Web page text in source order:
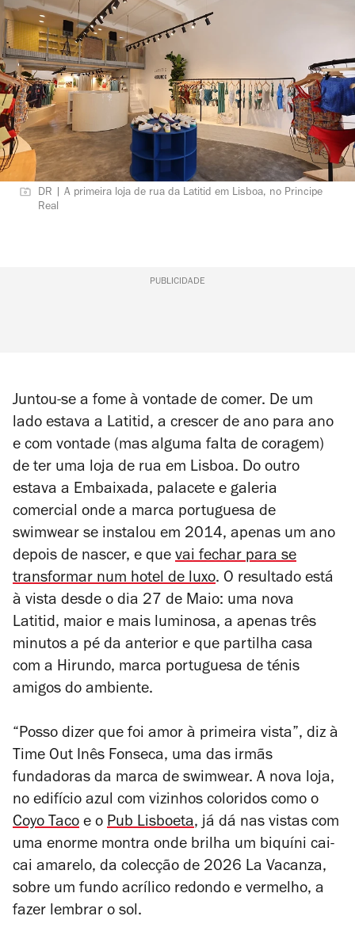
DR | A primeira loja de rua da Latitid em Lisboa, no Principe
Real
PUBLICIDADE
Juntou-se a fome à vontade de comer. De um
lado estava a Latitid, a crescer de ano para ano
e com vontade (mas alguma falta de coragem)
de ter uma loja de rua em Lisboa. Do outro
estava a Embaixada, palacete e galeria
comercial onde a marca portuguesa de
swimwear se instalou em 2014, apenas um ano
depois de nascer, e que vai fechar para se
transformar num hotel de luxo. O resultado está
à vista desde o dia 27 de Maio: uma nova
Latitid, maior e mais luminosa, a apenas três
minutos a pé da anterior e que partilha casa
com a Hirundo, marca portuguesa de ténis
amigos do ambiente.
“Posso dizer que foi amor à primeira vista”, diz à
Time Out Inês Fonseca, uma das irmãs
fundadoras da marca de swimwear. A nova loja,
no edifício azul com vizinhos coloridos como o
Coyo Taco e o Pub Lisboeta, já dá nas vistas com
uma enorme montra onde brilha um biquíni cai-
cai amarelo, da colecção de 2026 La Vacanza,
sobre um fundo acrílico redondo e vermelho, a
fazer lembrar o sol.